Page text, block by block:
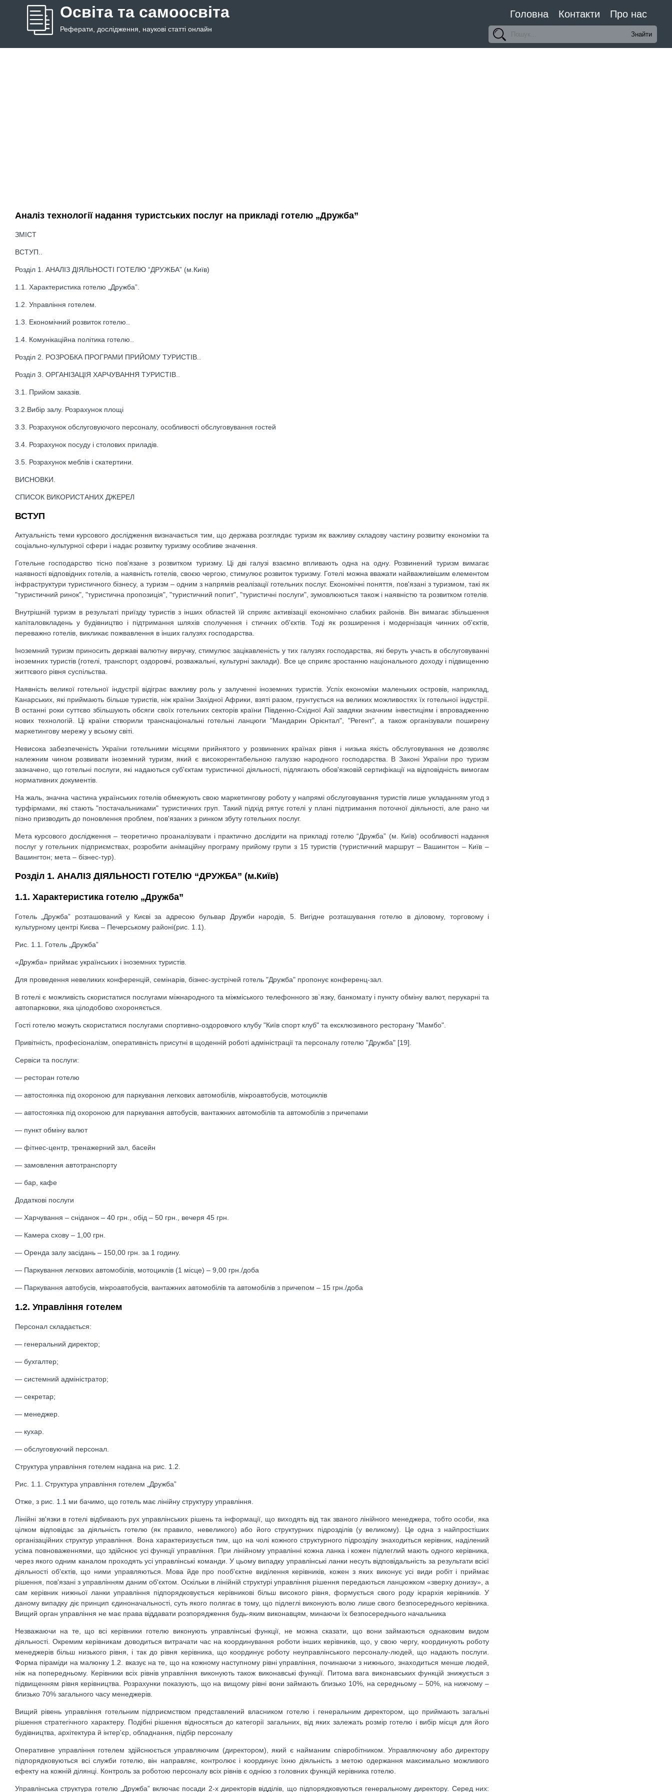
Освіта та самоосвіта
Реферати, дослідження, наукові статті онлайн
Головна Контакти Про нас
Аналіз технології надання туристських послуг на прикладі готелю „Дружба”
ЗМІСТ
ВСТУП..
Розділ 1. АНАЛІЗ ДІЯЛЬНОСТІ ГОТЕЛЮ “ДРУЖБА” (м.Київ)
1.1. Характеристика готелю „Дружба”.
1.2. Управління готелем.
1.3. Економічний розвиток готелю..
1.4. Комунікаційна політика готелю..
Розділ 2. РОЗРОБКА ПРОГРАМИ ПРИЙОМУ ТУРИСТІВ..
Розділ 3. ОРГАНІЗАЦІЯ ХАРЧУВАННЯ ТУРИСТІВ..
3.1. Прийом заказів.
3.2.Вибір залу. Розрахунок площі
3.3. Розрахунок обслуговуючого персоналу, особливості обслуговування гостей
3.4. Розрахунок посуду і столових приладів.
3.5. Розрахунок меблів і скатертини.
ВИСНОВКИ.
СПИСОК ВИКОРИСТАНИХ ДЖЕРЕЛ
ВСТУП
Актуальність теми курсового дослідження визначається тим, що держава розглядає туризм як важливу складову частину розвитку економіки та
соціально-культурної сфери і надає розвитку туризму особливе значення.
Готельне господарство тісно пов'язане з розвитком туризму. Ці дві галузі взаємно впливають одна на одну. Розвинений туризм вимагає
наявності відповідних готелів, а наявність готелів, своєю чергою, стимулює розвиток туризму. Готелі можна вважати найважливішим елементом
інфраструктури туристичного бізнесу, а туризм – одним з напрямів реалізації готельних послуг. Економічні поняття, пов'язані з туризмом, такі як
"туристичний ринок", "туристична пропозиція", "туристичний попит", "туристичні послуги", зумовлюються також і наявністю та розвитком готелів.
Внутрішній туризм в результаті приїзду туристів з інших областей їй сприяє активізації економічно слабких районів. Він вимагає збільшення
капіталовкладень у будівництво і підтримання шляхів сполучення і стичних об'єктів. Тоді як розширення і модернізація чинних об'єктів,
переважно готелів, викликає пожвавлення в інших галузях господарства.
Іноземний туризм приносить державі валютну виручку, стимулює зацікавленість у тих галузях господарства, які беруть участь в обслуговуванні
іноземних туристів (готелі, транспорт, оздоровчі, розважальні, культурні заклади). Все це сприяє зростанню національного доходу і підвищенню
життєвого рівня суспільства.
Наявність великої готельної індустрії відіграє важливу роль у залученні іноземних туристів. Успіх економіки маленьких островів, наприклад,
Канарських, які приймають більше туристів, ніж країни Західної Африки, взяті разом, грунтується на великих можливостях їх готельної індустрії.
В останні роки суттєво збільшують обсяги своїх готельних секторів країни Південно-Східної Азії завдяки значним інвестиціям і впровадженню
нових технологій. Ці країни створили транснаціональні готельні ланцюги "Мандарин Орієнтал", "Регент", а також організували поширену
маркетингову мережу у всьому світі.
Невисока забезпеченість України готельними місцями прийнятого у розвинених країнах рівня і низька якість обслуговування не дозволяє
належним чином розвивати іноземний туризм, який є високорентабельною галуззю народного господарства. В Законі України про туризм
зазначено, що готельні послуги, які надаються суб'єктам туристичної діяльності, підлягають обов'язковій сертифікації на відповідність вимогам
нормативних документів.
На жаль, значна частина українських готелів обмежують свою маркетингову роботу у напрямі обслуговування туристів лише укладанням угод з
турфірмами, які стають "постачальниками" туристичних груп. Такий підхід рятує готелі у плані підтримання поточної діяльності, але рано чи
пізно призводить до поновлення проблем, пов'язаних з ринком збуту готельних послуг.
Мета курсового дослідження – теоретично проаналізувати і практично дослідити на прикладі готелю “Дружба” (м. Київ) особливості надання
послуг у готельних підприємствах, розробити анімаційну програму прийому групи з 15 туристів (туристичний маршрут – Вашингтон – Київ –
Вашингтон; мета – бізнес-тур).
Розділ 1. АНАЛІЗ ДІЯЛЬНОСТІ ГОТЕЛЮ “ДРУЖБА” (м.Київ)
1.1. Характеристика готелю „Дружба”
Готель „Дружба” розташований у Києві за адресою бульвар Дружби народів, 5. Вигідне розташування готелю в діловому, торговому і
культурному центрі Києва – Печерському районі(рис. 1.1).
Рис. 1.1. Готель „Дружба”
«Дружба» приймає українських і іноземних туристів.
Для проведення невеликих конференцій, семінарів, бізнес-зустрічей готель "Дружба" пропонує конференц-зал.
В готелі є можливість скористатися послугами міжнародного та міжміського телефонного зв`язку, банкомату і пункту обміну валют, перукарні та
автопарковки, яка цілодобово охороняється.
Гості готелю можуть скористатися послугами спортивно-оздоровчого клубу "Київ спорт клуб" та ексклюзивного ресторану "Мамбо".
Привітність, професіоналізм, оперативність присутні в щоденній роботі адміністрації та персоналу готелю "Дружба" [19].
Сервіси та послуги:
— ресторан готелю
— автостоянка під охороною для паркування легкових автомобілів, мікроавтобусів, мотоциклів
— автостоянка під охороною для паркування автобусів, вантажних автомобілів та автомобілів з причепами
— пункт обміну валют
— фітнес-центр, тренажерний зал, басейн
— замовлення автотранспорту
— бар, кафе
Додаткові послуги
— Харчування – сніданок – 40 грн., обід – 50 грн., вечеря 45 грн.
— Камера схову – 1,00 грн.
— Оренда залу засідань – 150,00 грн. за 1 годину.
— Паркування легкових автомобілів, мотоциклів (1 місце) – 9,00 грн./доба
— Паркування автобусів, мікроавтобусів, вантажних автомобілів та автомобілів з причепом – 15 грн./доба
1.2. Управління готелем
Персонал складається:
— генеральний директор;
— бухгалтер;
— системний адміністратор;
— секретар;
— менеджер.
— кухар.
— обслуговуючий персонал.
Структура управління готелем надана на рис. 1.2.
Рис. 1.1. Структура управління готелем „Дружба”
Отже, з рис. 1.1 ми бачимо, що готель має лінійну структуру управління.
Лінійні зв'язки в готелі відбивають рух управлінських рішень та інформації, що виходять від так званого лінійного менеджера, тобто особи, яка
цілком відповідає за діяльність готелю (як правило, невеликого) або його структурних підрозділів (у великому). Це одна з найпростіших
організаційних структур управління. Вона характеризується тим, що на чолі кожного структурного підрозділу знаходиться керівник, наділений
усіма повноваженнями, що здійснює усі функції управління. При лінійному управлінні кожна ланка і кожен підлеглий мають одного керівника,
через якого одним каналом проходять усі управлінські команди. У цьому випадку управлінські ланки несуть відповідальність за результати всієї
діяльності об'єктів, що ними управляються. Мова йде про пооб'єктне виділення керівників, кожен з яких виконує усі види робіт і приймає
рішення, пов'язані з управлінням даним об'єктом. Оскільки в лінійній структурі управління рішення передаються ланцюжком «зверху донизу», а
сам керівник нижньої ланки управління підпорядковується керівникові більш високого рівня, формується свого роду ієрархія керівників. У
даному випадку діє принцип єдиноначальності, суть якого полягає в тому, що підлеглі виконують волю лише свого безпосереднього керівника.
Вищий орган управління не має права віддавати розпорядження будь-яким виконавцям, минаючи їх безпосереднього начальника
Незважаючи на те, що всі керівники готелю виконують управлінські функції, не можна сказати, що вони займаються однаковим видом
діяльності. Окремим керівникам доводиться витрачати час на координування роботи інших керівників, що, у свою чергу, координують роботу
менеджерів більш низького рівня, і так до рівня керівника, що координує роботу неуправлінського персоналу-людей, що надають послуги.
Форма піраміди на малюнку 1.2. вказує на те, що на кожному наступному рівні управління, починаючи з нижнього, знаходиться менше людей,
ніж на попередньому. Керівники всіх рівнів управління виконують також виконавські функції. Питома вага виконавських функцій знижується з
підвищенням рівня керівництва. Розрахунки показують, що на вищому рівні вони займають близько 10%, на середньому – 50%, на нижчому –
близько 70% загального часу менеджерів.
Вищий рівень управління готельним підприємством представлений власником готелю і генеральним директором, що приймають загальні
рішення стратегічного характеру. Подібні рішення відносяться до категорії загальних, від яких залежать розмір готелю і вибір місця для його
будівництва, архітектура й інтер'єр, обладнання, підбір персоналу
Оперативне управління готелем здійснюється управляючим (директором), який є найманим співробітником. Управляючому або директору
підпорядковуються всі служби готелю, він направляє, контролює і координує їхню діяльність з метою одержання максимально можливого
ефекту на кожній ділянці. Контроль за роботою персоналу всіх рівнів є однією з головних функцій керівника готелю.
Управлінська структура готелю „Дружба” включає посади 2-х директорів відділів, що підпорядковуються генеральному директору. Серед них: